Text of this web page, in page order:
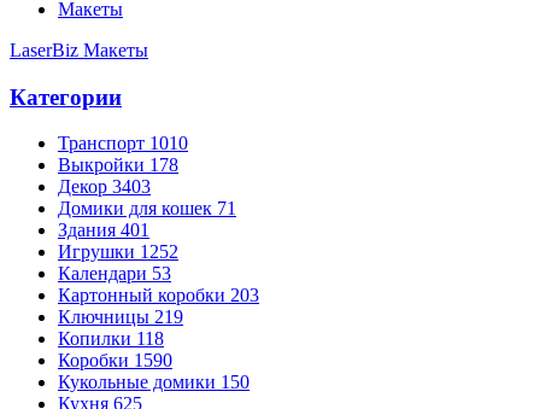
Макеты
LaserBiz Макеты
Категории
Транспорт 1010
Выкройки 178
Декор 3403
Домики для кошек 71
Здания 401
Игрушки 1252
Календари 53
Картонный коробки 203
Ключницы 219
Копилки 118
Коробки 1590
Кукольные домики 150
Кухня 625